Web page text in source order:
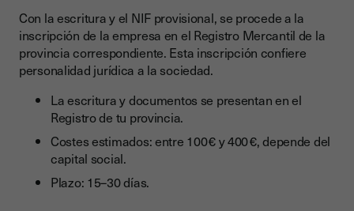
Con la escritura y el NIF provisional, se procede a la
inscripción de la empresa en el Registro Mercantil de la
provincia correspondiente. Esta inscripción confiere
personalidad jurídica a la sociedad.
La escritura y documentos se presentan en el
Registro de tu provincia.
Costes estimados: entre 100 € y 400 €, depende del
capital social.
Plazo: 15–30 días.